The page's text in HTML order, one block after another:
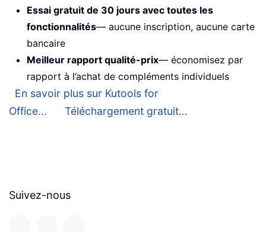
Essai gratuit de 30 jours avec toutes les
fonctionnalités— aucune inscription, aucune carte
bancaire
Meilleur rapport qualité-prix— économisez par
rapport à l’achat de compléments individuels
En savoir plus sur Kutools for
Office...
Téléchargement gratuit…
Suivez-nous